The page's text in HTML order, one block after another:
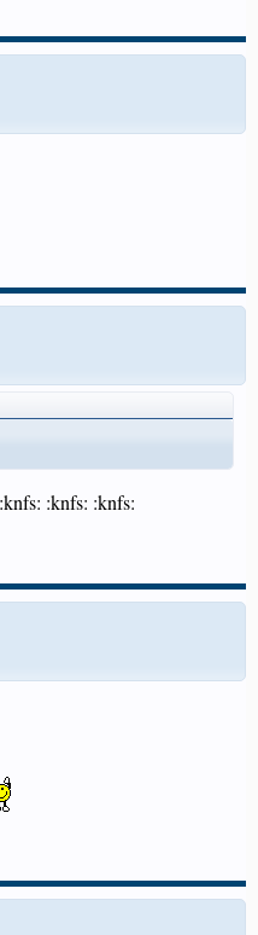
:knfs: :knfs: